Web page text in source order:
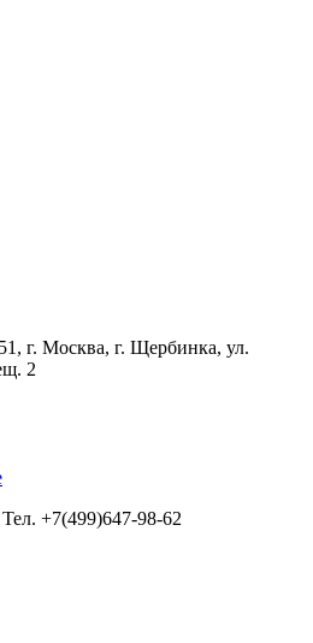
г. Москва, г. Щербинка, ул.
2
+7(499)647-98-62